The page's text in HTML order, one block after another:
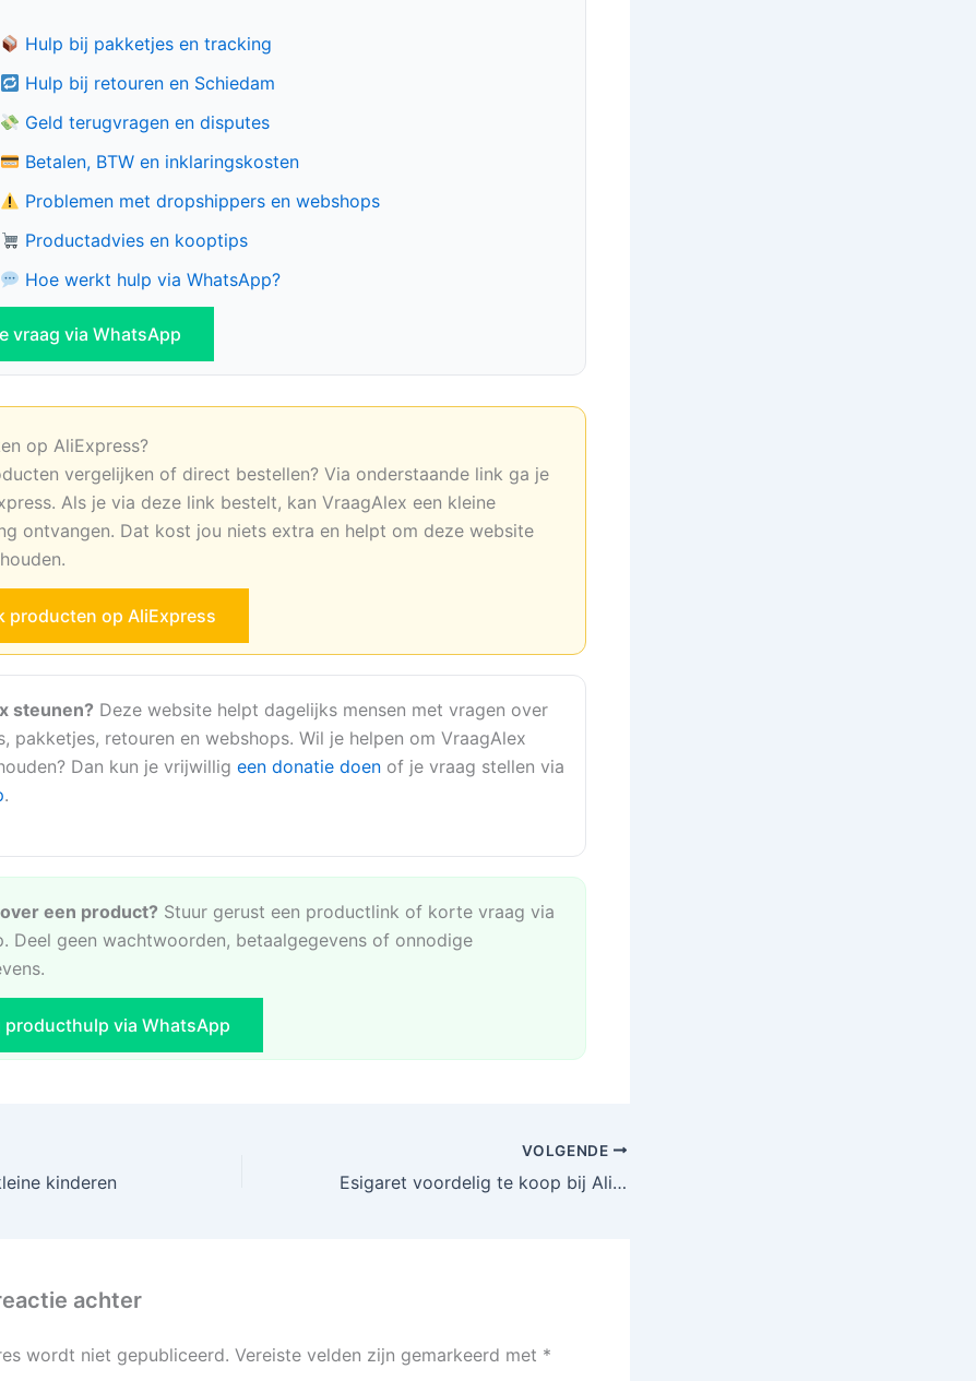
Hulp bij pakketjes en tracking
Hulp bij retouren en Schiedam
Geld terugvragen en disputes
Betalen, BTW en inklaringskosten
Problemen met dropshippers en webshops
Productadvies en kooptips
Hoe werkt hulp via WhatsApp?
vraag via WhatsApp
op AliExpress?
vergelijken of direct bestellen? Via onderstaande link ga je
Als je via deze link bestelt, kan VraagAlex een kleine
ontvangen. Dat kost jou niets extra en helpt om deze website
producten op AliExpress
steunen? Deze website helpt dagelijks mensen met vragen over
pakketjes, retouren en webshops. Wil je helpen om VraagAlex
Dan kun je vrijwillig een donatie doen of je vraag stellen via
.
een product? Stuur gerust een productlink of korte vraag via
Deel geen wachtwoorden, betaalgegevens of onnodige
producthulp via WhatsApp
kinderen
VOLGENDE
Esigaret voordelig te koop bij AliExpress
achter
wordt niet gepubliceerd. Vereiste velden zijn gemarkeerd met *